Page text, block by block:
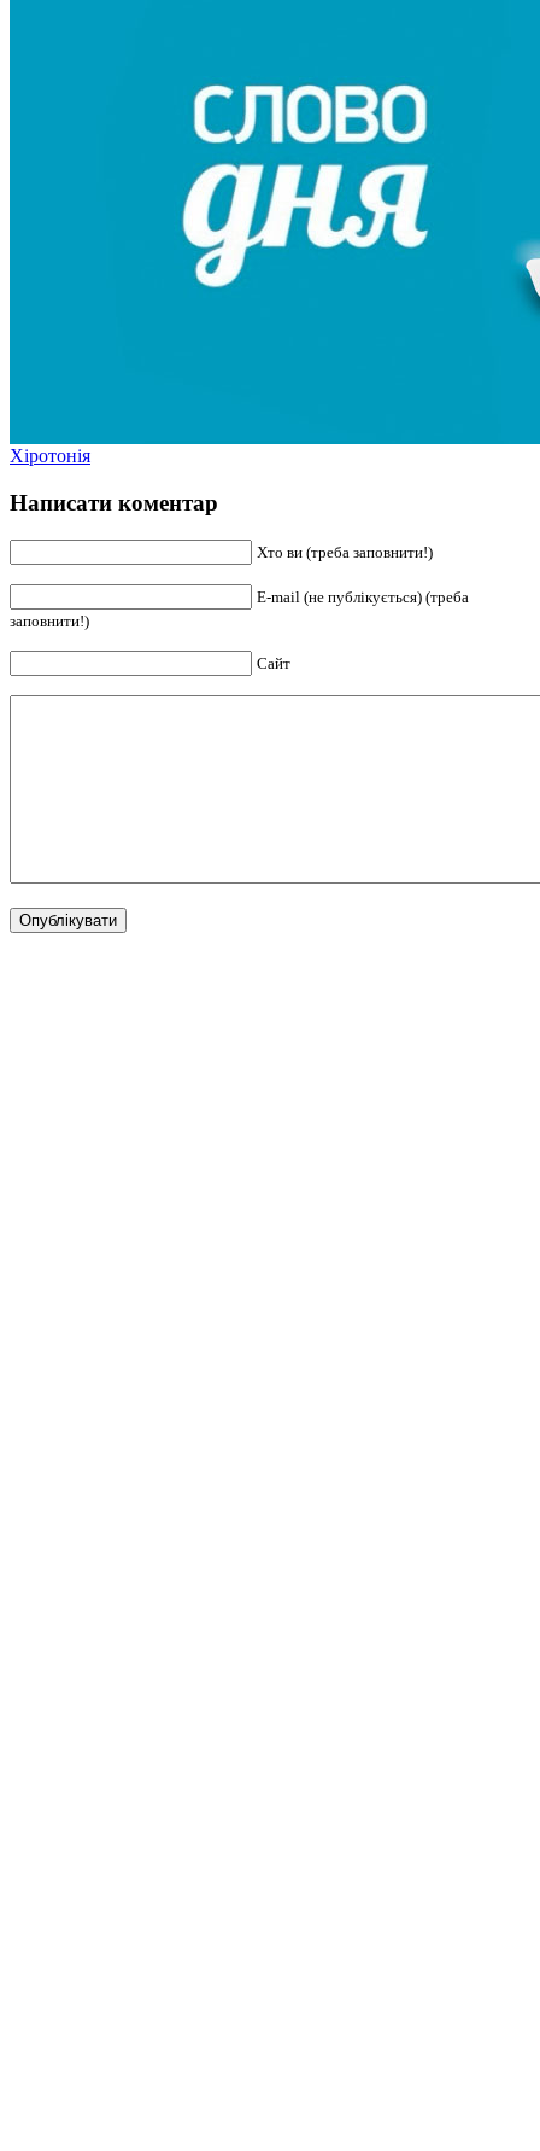
Хіротонія
Написати коментар
Хто ви (треба заповнити!)
E-mail (не публікується) (треба
заповнити!)
Сайт